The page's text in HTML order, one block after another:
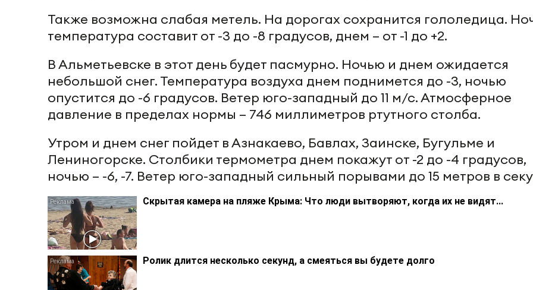
Также возможна слабая метель. На дорогах сохранится гололедица.
температура составит от -3 до -8 градусов, днем – от -1 до +2.
В Альметьевске в этот день будет пасмурно. Ночью и днем ожидается
небольшой снег. Температура воздуха днем поднимется до -3, ночью
опустится до -6 градусов. Ветер юго-западный до 11 м/с. Атмосферное
давление в пределах нормы – 746 миллиметров ртутного столба.
Утром и днем снег пойдет в Азнакаево, Бавлах, Заинске, Бугульме и
Лениногорске. Столбики термометра днем покажут от -2 до -4 градусов,
ночью – -6, -7. Ветер юго-западный сильный порывами до 15 метров в
Скрытая камера на пляже Крыма: Что люди вытворяют, когда их не видят...
Ролик длится несколько секунд, а смеяться вы будете долго